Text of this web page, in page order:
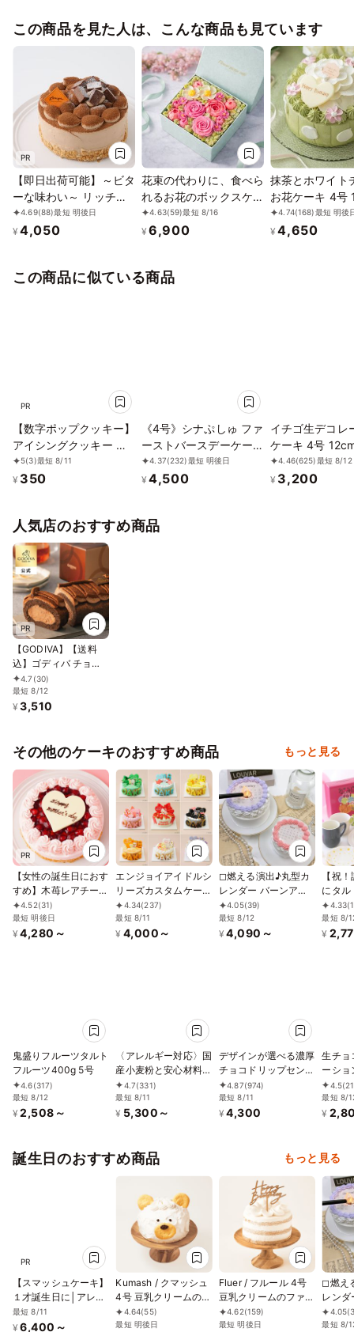
✕ ✕ ✕ ✕ ✕ ✕ ✕
16 17
✕ ✕
19 20
✕
2/21
✕
22
✕
23
✕
24
✕
25
✕
26
✕
27
✕
2/28 3/1
✕
2
✕
3 4
✕
5
✕
6
✕
その日がよりサプライズに、主役がより特別な想い出になるよう
にお手伝いさせて頂きます。
良い日となりますように、お待ちしております
この商品を見た人は、こんな商品も見ています
PR
【即日出荷可能】～ビタ
ーな味わい～ リッチな
チョコレートケーキ 4号
12cm
4.69(88)最短 明後日
¥ 4,050
花束の代わりに、食べら
れるお花のボックスケー
キ｜Bloom Garden
4.63(59)最短 8/16
¥ 6,900
抹茶とホワイト
お花ケーキ 4号
4.74(168)最短 明後
¥ 4,650
この商品に似ている商品
PR
【数字ポップクッキー】
アイシングクッキー 誕
生日 ケーキ クッキー 数
字 デコレーションケー
しケーキ
5(3)最短 8/11
¥ 350
《4号》シナぷしゅ ファ
ーストバースデーケーキ
【※アレルギー非対応：
原材料の一部に、小麦・
4.37(232)最短 明後日
¥ 4,500
イチゴ生デコレ
ケーキ 4号
4.46(625)最短 8/12
¥ 3,200
人気店のおすすめ商品
PR
【GODIVA】【送料
込】ゴディバ チョコ
レートロールケーキ
お中元2026
4.7 (30)
最短 8/12
¥ 3,510
その他のケーキのおすすめ商品 もっと見る
PR
【女性の誕生日におす
すめ】木苺レアチーズ
ケーキ ピンク 4号
12cm
4.52(31)
最短 明後日
¥ 4,280～
エンジョイアイドルシ
リーズカスタムケーキ
4号4.34(237)
最短 8/11
¥ 4,000～
◻︎燃える演出♪丸型カ
レンダー バーンアウ
ェイケーキ 3号《選べ
る10色｜センイルケ
ーキ｜韓国｜お好きな
4.05(39)
最短 8/12
¥ 4,090～
【祝
にタル
夏フレ
4.33
最短 8/
¥
鬼盛りフルーツタルト
フルーツ400g 5号
4.6(317)
最短 8/12
¥ 2,508～
〈アレルギー対応〉国
産小麦粉と安心材料
★卵・乳除去可能★
ファーストバースデー
ケーキ 4号 12cm王冠
4.7(331)
最短 8/11
¥ 5,300～
デザインが選べる濃厚
チョコドリップセンイ
ルケーキ （ハート）4
号
4.87(974)
最短 8/11
¥ 4,300
生チョ
ーショ
12cm
4.5
最短 8/
¥
誕生日のおすすめ商品 もっと見る
PR
【スマッシュケーキ】
１才誕生日に│アレル
ギー対応ケーキ/いち
ごみるくケーキ(４号)
最短 8/11
¥ 6,400～
Kumash / クマッシュ
4号 豆乳クリームのス
マッシュケーキ グル
テンフリー 小麦不使
4.64(55)
最短 明後日
Fluer / フルール 4号
豆乳クリームのファー
ストバースデーケーキ
ケーキトッパー付き
4.62(159)
最短 明後日
◻︎燃え
レンダ
ェイケ
る10
4.05
最短 8/